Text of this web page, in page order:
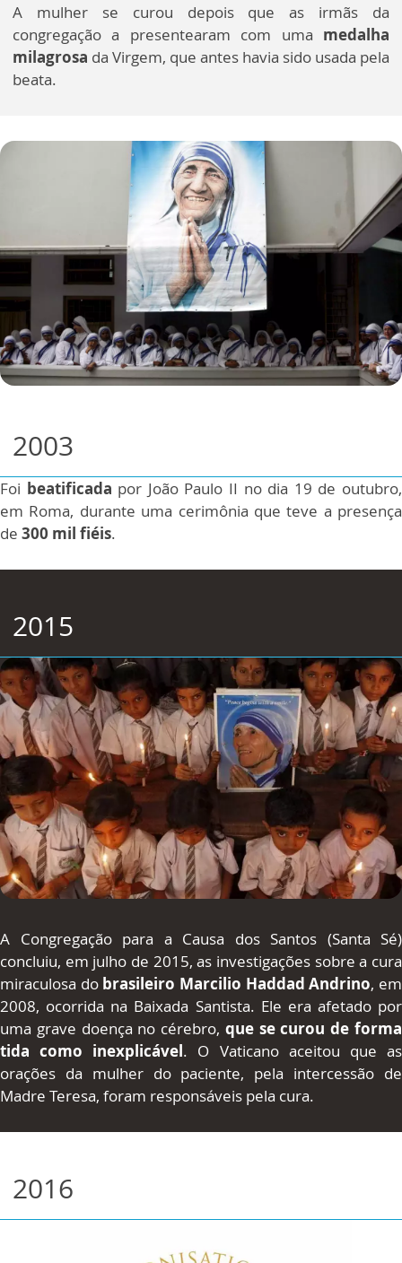
A mulher se curou depois que as irmãs da
congregação a presentearam com uma medalha
milagrosa da Virgem, que antes havia sido usada pela
beata.
2003
Foi beatificada por João Paulo II no dia 19 de outubro,
em Roma, durante uma cerimônia que teve a presença
de 300 mil fiéis.
2015
A Congregação para a Causa dos Santos (Santa Sé)
concluiu, em julho de 2015, as investigações sobre a cura
miraculosa do brasileiro Marcilio Haddad Andrino, em
2008, ocorrida na Baixada Santista. Ele era afetado por
uma grave doença no cérebro, que se curou de forma
tida como inexplicável. O Vaticano aceitou que as
orações da mulher do paciente, pela intercessão de
Madre Teresa, foram responsáveis pela cura.
2016